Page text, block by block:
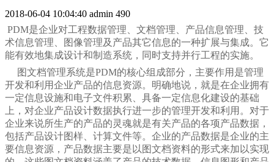
2018-06-04 10:04:40 admin 490
PDM是企业对工程数据管理、文档管理、产品信息管理、技
术信息管理、图像管理及产品其它信息的一种扩展与集成。它
能有效地集成设计和制造系统，同时支持并行工程的实施。
图文档管理系统是PDM的核心组成部分，主要作用是管理
开发和利用企业产品的信息资源。明确地说，就是在企业拥有
一定信息设施和电子文件积累、具备一定信息化建设的基础
上，对企业产品设计数据执行进一步的管理开发和利用。对于
企业来说所生产的产品的灵魂就是有关产品的各项产品数据，
包括产品设计图样、计算文件等。企业的产品数据是企业的主
要信息资源，产品数据主要是以图文档资料的形式来加以实现